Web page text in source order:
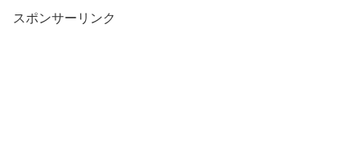
スポンサーリンク